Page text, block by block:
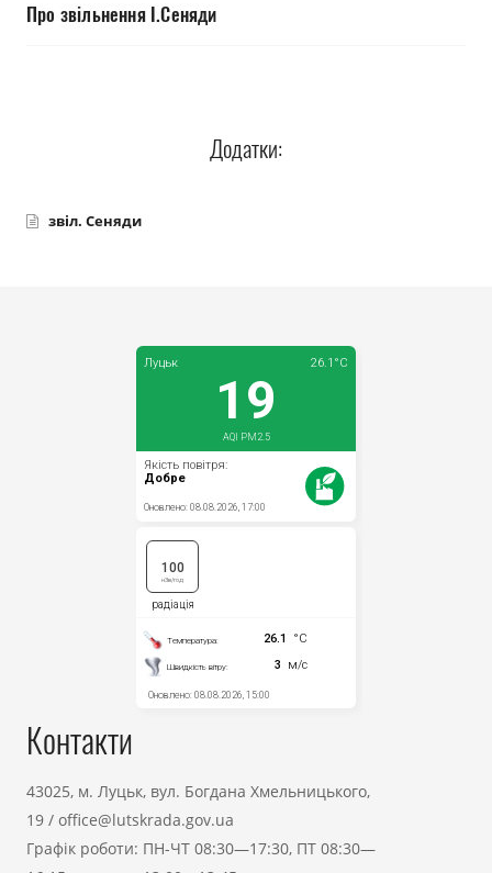
Про звільнення І.Сеняди
Додатки:
звіл. Сеняди
Контакти
43025, м. Луцьк, вул. Богдана Хмельницького,
19 / office@lutskrada.gov.ua
Графік роботи: ПН-ЧТ 08:30—17:30, ПТ 08:30—